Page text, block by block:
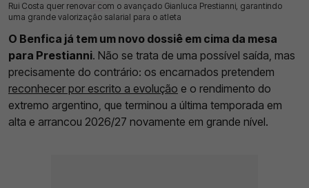
Rui Costa quer renovar com o avançado Gianluca Prestianni, garantindo
uma grande valorização salarial para o atleta
08 Ago 2026 | 12:33 | 0
O Benfica já tem um novo dossiê em cima da mesa
para Prestianni. Não se trata de uma possível saída, mas
precisamente do contrário: os encarnados pretendem
reconhecer por escrito a evolução e o rendimento do
extremo argentino, que terminou a última temporada em
alta e arrancou 2026/27 novamente em grande nível.